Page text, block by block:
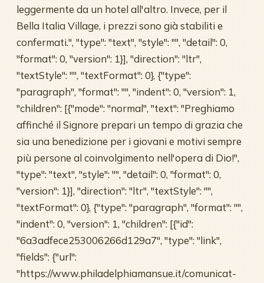
leggermente da un hotel all'altro. Invece, per il
Bella Italia Village, i prezzi sono già stabiliti e
confermati.", "type": "text", "style": "", "detail": 0,
"format": 0, "version": 1}], "direction": "ltr",
"textStyle": "", "textFormat": 0}, {"type":
"paragraph", "format": "", "indent": 0, "version": 1,
"children": [{"mode": "normal", "text": "Preghiamo
affinché il Signore prepari un tempo di grazia che
sia una benedizione per i giovani e motivi sempre
più persone al coinvolgimento nell'opera di Dio!",
"type": "text", "style": "", "detail": 0, "format": 0,
"version": 1}], "direction": "ltr", "textStyle": "",
"textFormat": 0}, {"type": "paragraph", "format": "",
"indent": 0, "version": 1, "children": [{"id":
"6a3adfece253006266d129a7", "type": "link",
"fields": {"url":
"https://www.philadelphiamansue.it/comunicat-